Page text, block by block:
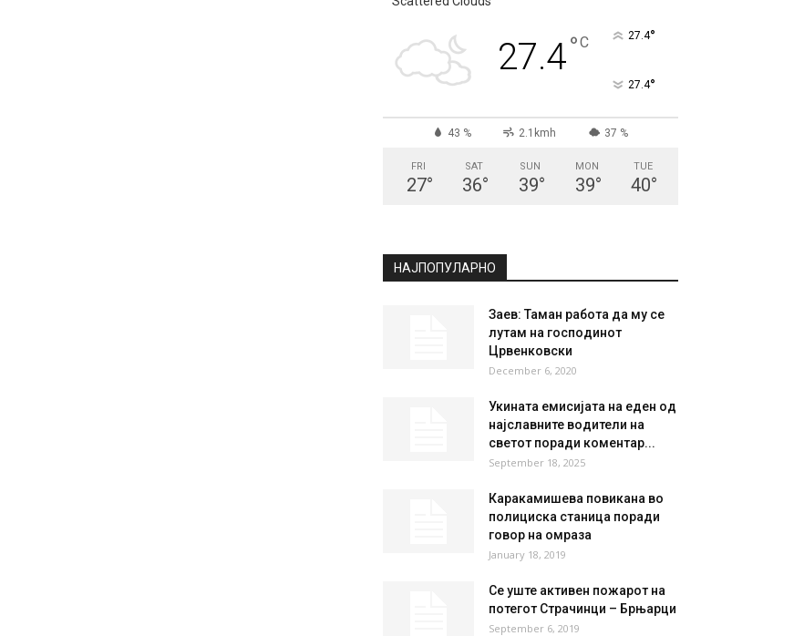
27.4°C 27.4°
27.4°
43 % 2.1kmh 37 %
FRI
27°
SAT
36°
SUN
39°
MON
39°
TUE
40°
НАЈПОПУЛАРНО
Заев: Таман работа да му се
лутам на господинот
Црвенковски
December 6, 2020
Укината емисијата на еден од
најславните водители на
светот поради коментар...
September 18, 2025
Каракамишева повикана во
полициска станица поради
говор на омраза
January 18, 2019
Се уште активен пожарот на
потегот Страчинци – Брњарци
September 6, 2019